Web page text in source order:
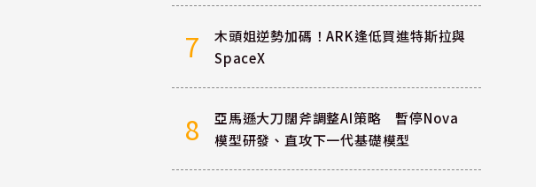
7
木頭姐逆勢加碼！ARK逢低買進特斯拉與
SpaceX
8
亞馬遜大刀闊斧調整AI策略 暫停Nova
模型研發、直攻下一代基礎模型